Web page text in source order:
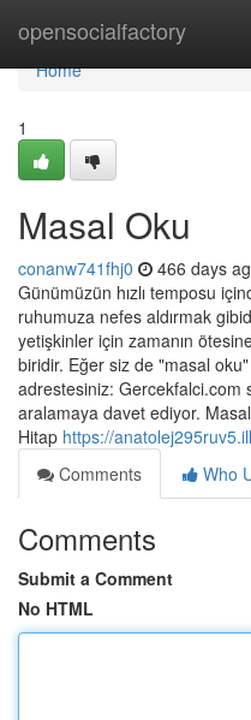
opensocialfactory
Home
Home
1
Masal Oku
conanw741fhj0 466 days
Günümüzün hızlı temposu
ruhumuza nefes aldırmak
yetişkinler için zamanın
biridir. Eğer siz de "masal
adrestesiniz: Gercekfalci.com
aralamaya davet ediyor.
Hitap https://
Comments
Who
Comments
Submit a Comment
No HTML